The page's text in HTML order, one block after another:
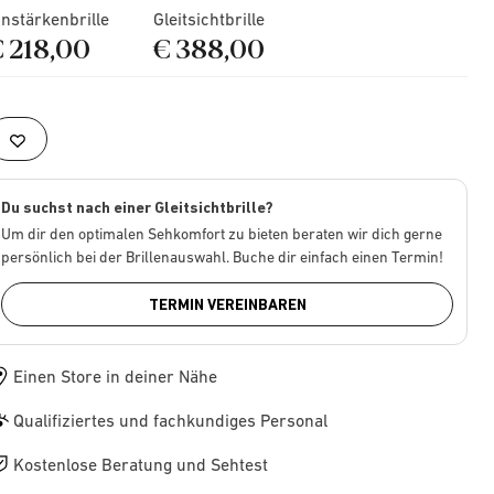
218,00
Gleitsichtbrille
€ 388,00
Du suchst nach einer Gleitsichtbrille?
Um dir den optimalen Sehkomfort zu bieten beraten wir dich gerne
persönlich bei der Brillenauswahl. Buche dir einfach einen Termin!
TERMIN VEREINBAREN
Einen Store in deiner Nähe
Qualifiziertes und fachkundiges Personal
Kostenlose Beratung und Sehtest